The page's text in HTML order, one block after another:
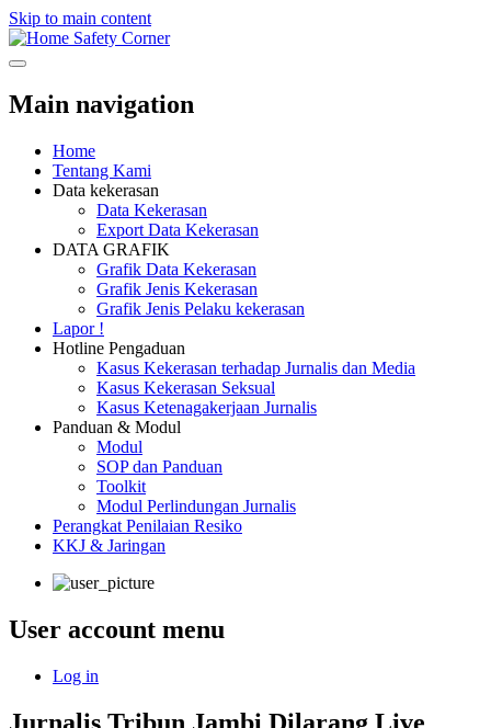
Skip to main content
Safety Corner
Main navigation
Home
Tentang Kami
Data kekerasan
Data Kekerasan
Export Data Kekerasan
DATA GRAFIK
Grafik Data Kekerasan
Grafik Jenis Kekerasan
Grafik Jenis Pelaku kekerasan
Lapor !
Hotline Pengaduan
Kasus Kekerasan terhadap Jurnalis dan Media
Kasus Kekerasan Seksual
Kasus Ketenagakerjaan Jurnalis
Panduan & Modul
Modul
SOP dan Panduan
Toolkit
Modul Perlindungan Jurnalis
Perangkat Penilaian Resiko
KKJ & Jaringan
User account menu
Log in
Jurnalis Tribun Jambi Dilarang Live